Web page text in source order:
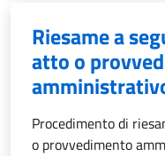
Riesame a
atto o
Procedimento di
o provvedimento